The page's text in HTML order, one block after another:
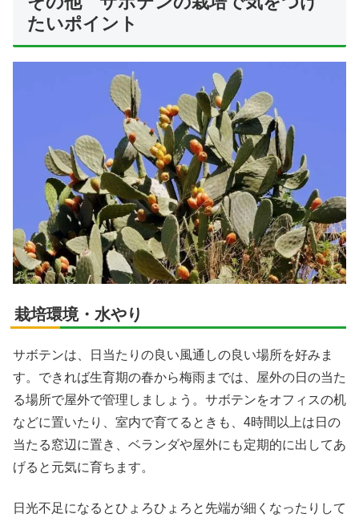
たいポイント
栽培環境・水やり
サボテンは、日当たりの良い風通しの良い場所を好みま
す。できれば生育期の春から梅雨までは、屋外の日の当た
る場所で屋外で管理しましょう。サボテンをオフィスの机
などに置いたり、室内で育てるときも、4時間以上は日の
当たる窓辺に置き、ベランダや屋外にも定期的に出してあ
げると元気に育ちます。
日光不足になるとひょろひょろと先端が細くなったりして
X
はてブ